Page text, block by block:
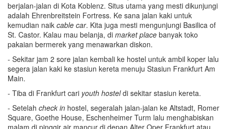
berjalan-jalan di Kota Koblenz. Situs utama yang mesti dikunjungi
adalah Ehrenbreitstein Fortress. Ke sana jalan kaki untuk
kemudian naik cable car. Kita juga mesti mengunjungi Basilica of
St. Castor. Kalau mau belanja, di market place banyak toko
pakaian bermerek yang menawarkan diskon.
- Sekitar jam 2 sore jalan kembali ke hostel untuk ambil koper lalu
segera jalan kaki ke stasiun kereta menuju Stasiun Frankfurt Am
Main.
- Tiba di Frankfurt cari youth hosteldi sekitar stasiun kereta.
- Setelah check in hostel, segeralah jalan-jalan ke Altstadt, Romer
Square, Goethe House, Eschenheimer Turm lalu menghabiskan
malam di pinggir air mancur di depan Alter Oper Frankfurt atau